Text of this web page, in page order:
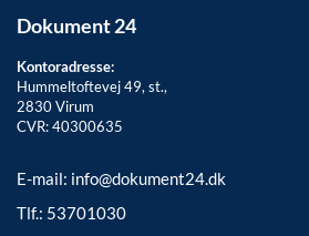
Dokument 24
Kontoradresse:
Hummeltoftevej 49, st.,
2830Virum
CVR: 40300635
E-mail: info@dokument24.dk
Tlf.: 53701030